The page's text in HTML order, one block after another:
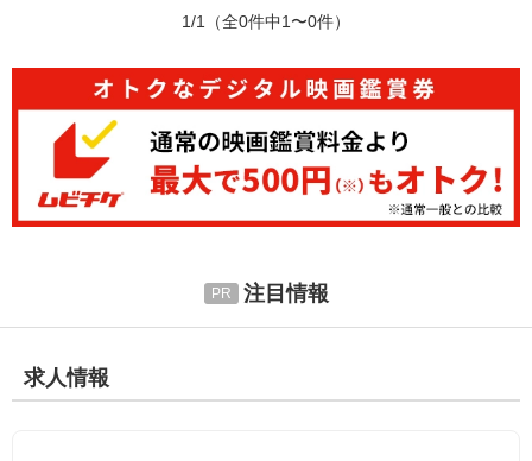
1/1 （全0件中1〜0件）
注目情報
求人情報